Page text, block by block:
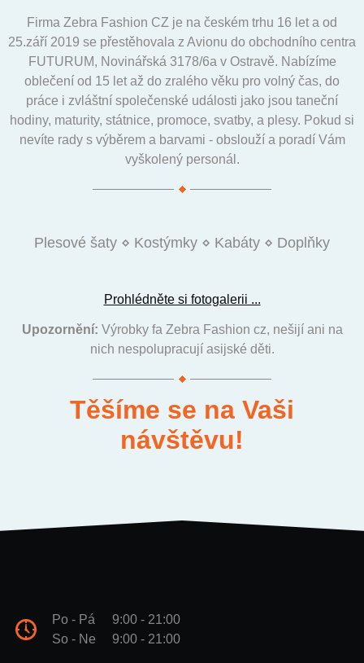
Firma Zebra Fashion CZ je na českém trhu 16 let a od
25.září 2019 se přestěhovala z Avionu do obchodního centra
FUTURUM, Novinářská 3178/6a v Ostravě. Nabízíme
oblečení od 15 let až do zralého věku pro volný čas, do
práce i zvláštní společenské události jako jsou taneční
hodiny, maturity, státnice, promoce, svatby, a plesy. Pokud si
nevíte rady s výběrem a barvami - obslouží a poradí Vám
vyškolený personál.
Prohlédněte si fotogalerii ...
Upozornění: Výrobky fa Zebra Fashion cz, nešijí ani na
nich nespolupracují asijské děti.
Těšíme se na Vaši
návštěvu!
Po - Pá
9:00 - 21:00
So - Ne
9:00 - 21:00